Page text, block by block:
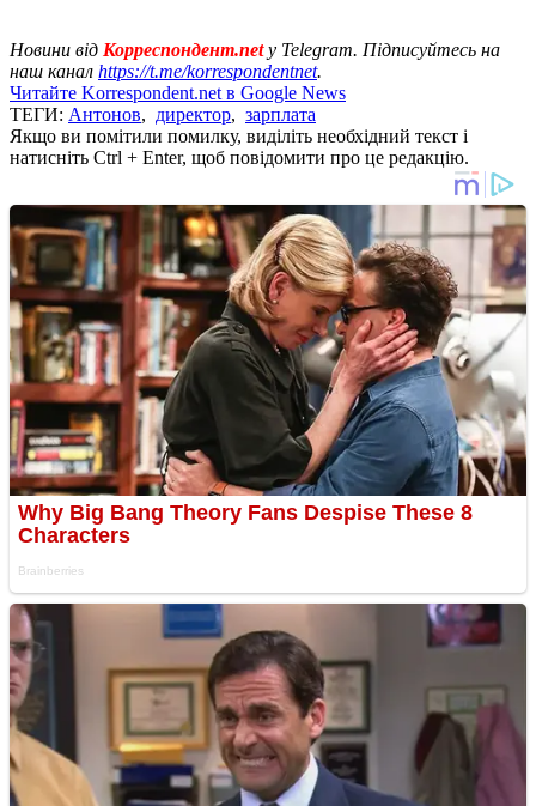
Новини від Корреспондент.net у Telegram. Підписуйтесь на
наш канал https://t.me/korrespondentnet.
Читайте Korrespondent.net в Google News
ТЕГИ: Антонов, директор, зарплата
Якщо ви помітили помилку, виділіть необхідний текст і
натисніть Ctrl + Enter, щоб повідомити про це редакцію.